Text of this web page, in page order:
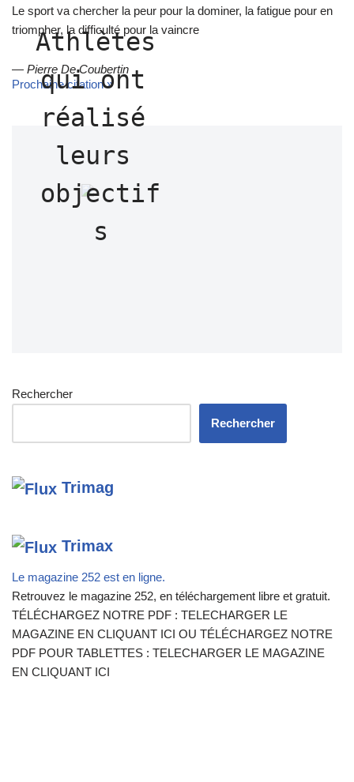
Le sport va chercher la peur pour la dominer, la fatigue pour en
triompher, la difficulté pour la vaincre
— Pierre De Coubertin
Prochaine citation »
Athlètes
qui ont
réalisé
leurs
objectif
s
Rechercher
Rechercher
Trimag
Trimax
Le magazine 252 est en ligne.
Retrouvez le magazine 252, en téléchargement libre et gratuit.
TÉLÉCHARGEZ NOTRE PDF : TELECHARGER LE
MAGAZINE EN CLIQUANT ICI OU TÉLÉCHARGEZ NOTRE
PDF POUR TABLETTES : TELECHARGER LE MAGAZINE
EN CLIQUANT ICI